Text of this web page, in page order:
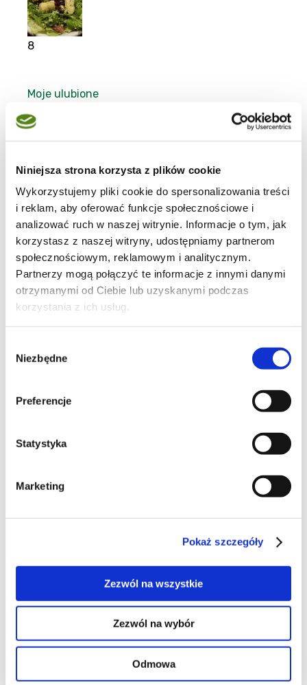
Niniejsza strona korzysta z plików cookie
Wykorzystujemy pliki cookie do spersonalizowania treści
i reklam, aby oferować funkcje społecznościowe i
analizować ruch w naszej witrynie. Informacje o tym, jak
korzystasz z naszej witryny, udostępniamy partnerom
społecznościowym, reklamowym i analitycznym.
Partnerzy mogą połączyć te informacje z innymi danymi
otrzymanymi od Ciebie lub uzyskanymi podczas
korzystania z ich usług.
zgody
Niezbędne
Preferencje
Statystyka
Marketing
Pokaż szczegóły
Zezwól na wszystkie
Zezwól na wybór
Odmowa
8
Moje ulubione
106
27